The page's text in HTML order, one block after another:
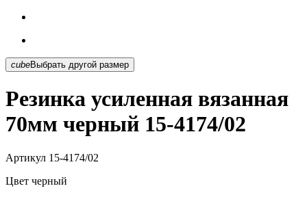
cubeВыбрать другой размер
Резинка усиленная вязанная
70мм черный 15-4174/02
Артикул 15-4174/02
Цвет черный